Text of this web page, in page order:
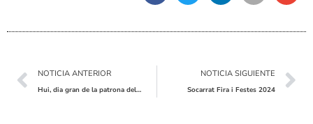
AntNOTICIA ANTERIOR
Hui, dia gran de la patrona del Pinós, s’ha portat a terme la Missa Major concelebrada
NOTICIA SIGUIENTE
Socarrat Fira i Festes 2024